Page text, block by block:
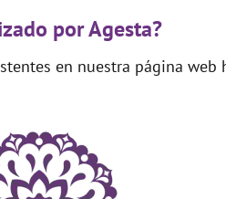
por Agesta?
en nuestra página